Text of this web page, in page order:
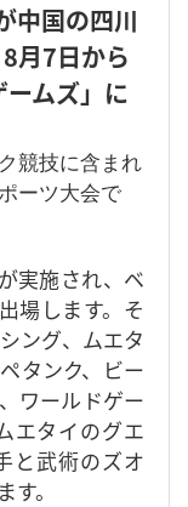
中国の四川
月7日から
ムズ」に
競技に含まれ
ーツ大会で
実施され、ベ
場します。そ
ング、ムエタ
タンク、ビー
ワールドゲー
エタイのグエ
と武術のズオ
。